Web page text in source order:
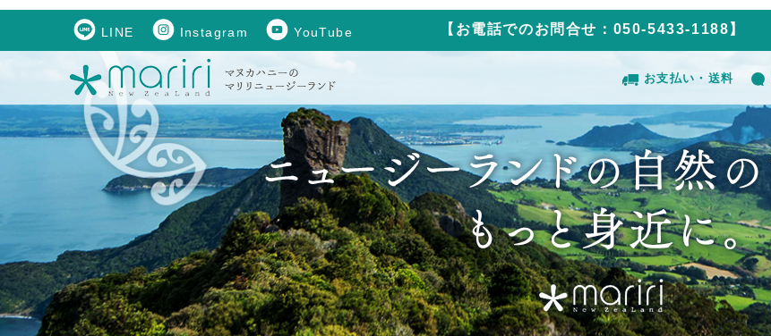
LINE Instagram YouTube 【お電話でのお問合せ：050-5433-1188】
お支払い・送料